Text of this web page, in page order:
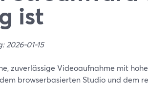
ist
2026-01-15
zuverlässige Videoaufnahme mit
browserbasierten Studio und dem